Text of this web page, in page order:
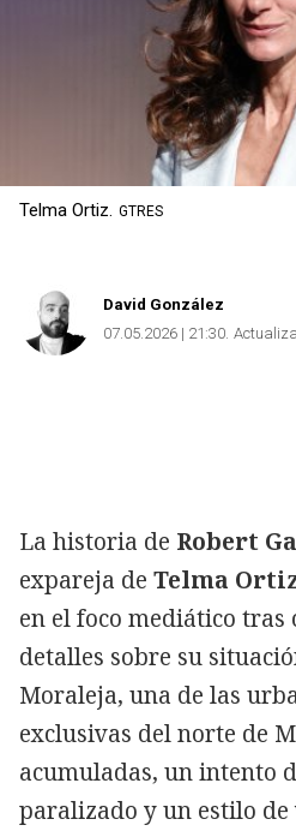
Telma Ortiz. GTRES
David González
07.05.2026 | 21:30
La historia de Robert
expareja de Telma
en el foco mediático tras
detalles sobre su
Moraleja, una de las
exclusivas del norte de
acumuladas, un intento
paralizado y un estilo de